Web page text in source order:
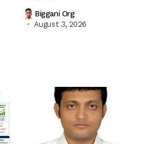
Biggani Org
August 3, 2026